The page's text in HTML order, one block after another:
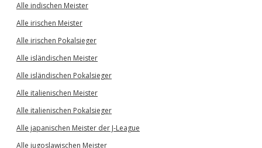
Alle indischen Meister
Alle irischen Meister
Alle irischen Pokalsieger
Alle isländischen Meister
Alle isländischen Pokalsieger
Alle italienischen Meister
Alle italienischen Pokalsieger
Alle japanischen Meister der J-League
Alle jugoslawischen Meister